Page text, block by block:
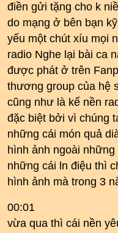
điền gửi tặng cho k
do mạng ở bên bạn
yếu một chút xíu mọi
radio Nghe lại bài ca
được phát ở trên
thương group của hệ
cũng như là kế nền
đặc biệt bởi vì chúng
những cái món quả
hình ảnh ngoài
những cái ln điệu thì
hình ảnh mà trong 3
00:01
vừa qua thì cái nền